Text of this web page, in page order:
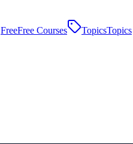
FreeFree Courses TopicsTopics